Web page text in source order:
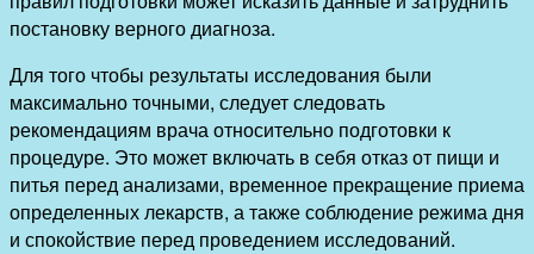
постановку верного диагноза.
Для того чтобы результаты исследования были
максимально точными, следует следовать
рекомендациям врача относительно подготовки к
процедуре. Это может включать в себя отказ от пищи и
питья перед анализами, временное прекращение приема
определенных лекарств, а также соблюдение режима дня
и спокойствие перед проведением исследований.